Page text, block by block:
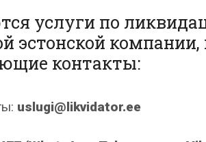
услуги по
эстонской
контакты:
uslugi@likvidator.ee